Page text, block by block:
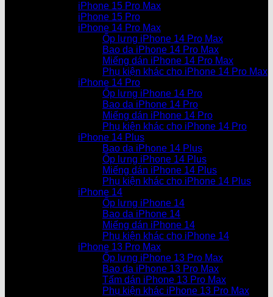
iPhone 15 Pro Max
iPhone 15 Pro
iPhone 14 Pro Max
Ốp lưng iPhone 14 Pro Max
Bao da iPhone 14 Pro Max
Miếng dán iPhone 14 Pro Max
Phụ kiện khác cho iPhone 14 Pro Max
iPhone 14 Pro
Ốp lưng iPhone 14 Pro
Bao da iPhone 14 Pro
Miếng dán iPhone 14 Pro
Phụ kiện khác cho iPhone 14 Pro
iPhone 14 Plus
Bao da iPhone 14 Plus
Ốp lưng iPhone 14 Plus
Miếng dán iPhone 14 Plus
Phụ kiện khác cho iPhone 14 Plus
iPhone 14
Ốp lưng iPhone 14
Bao da iPhone 14
Miếng dán iPhone 14
Phụ kiện khác cho iPhone 14
iPhone 13 Pro Max
Ốp lưng iPhone 13 Pro Max
Bao da iPhone 13 Pro Max
Tấm dán iPhone 13 Pro Max
Phụ kiện khác iPhone 13 Pro Max